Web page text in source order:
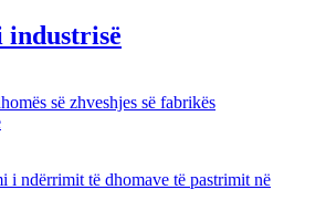
së zhveshjes së fabrikës
i ndërrimit të dhomave të pastrimit në